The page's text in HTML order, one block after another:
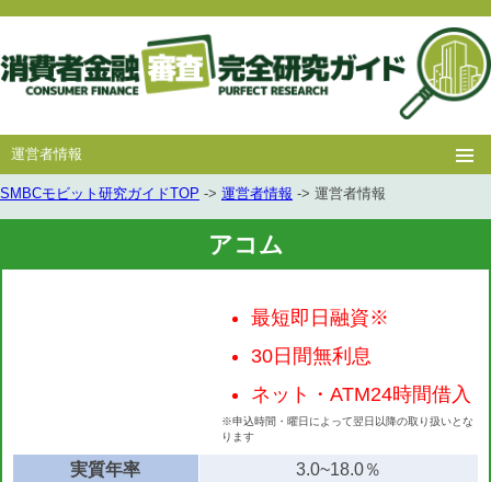
運営者情報
ホー 消費者 中小消費者 キャッシング
審査
キャッシング
SMBCモビット研究ガイドTOP -> 運営者情報 -> 運営者情報
アコム
最短即日融資※
30日間無利息
ネット・ATM24時間借入
※申込時間・曜日によって翌日以降の取り扱いとな
ります
実質年率
3.0~18.0％